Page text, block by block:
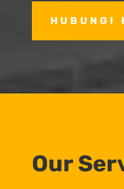
HUBUNGI
Our